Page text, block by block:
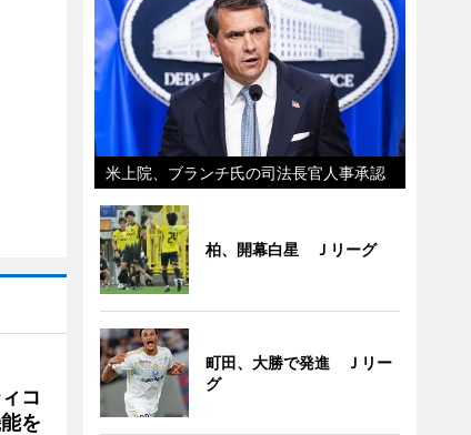
コ
を
米上院、ブランチ氏の司法長官人事承認
柏、開幕白星 Ｊリーグ
町田、大勝で発進 Ｊリー
グ